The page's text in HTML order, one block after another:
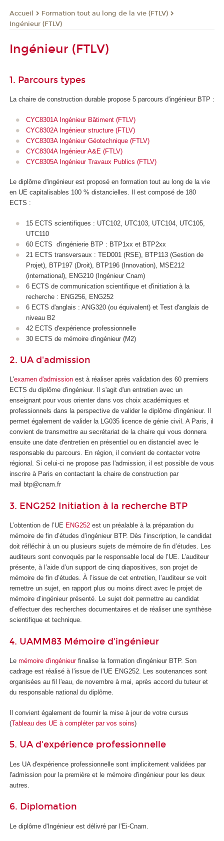
Accueil
Formation tout au long de la vie (FTLV)
Ingénieur (FTLV)
Ingénieur (FTLV)
1. Parcours types
La chaire de construction durable propose 5 parcours d'ingénieur BTP :
CYC8301A Ingénieur Bâtiment (FTLV)
CYC8302A Ingénieur structure (FTLV)
CYC8303A Ingénieur Géotechnique (FTLV)
CYC8304A Ingénieur A&E (FTLV)
CYC8305A Ingénieur Travaux Publics (FTLV)
Le diplôme d'ingénieur est proposé en formation tout au long de la vie
en UE capitalisables 100 % distancielles. Il est composé de 180
ECTS :
15 ECTS scientifiques : UTC102, UTC103, UTC104, UTC105,
UTC110
60 ECTS d'ingénierie BTP : BTP1xx et BTP2xx
21 ECTS transversaux : TED001 (RSE), BTP113 (Gestion de
Projet), BTP197 (Droit), BTP196 (Innovation), MSE212
(international), ENG210 (Ingénieur Cnam)
6 ECTS de communication scientifique et d'initiation à la
recherche : ENG256, ENG252
6 ECTS d'anglais : ANG320 (ou équivalent) et Test d'anglais de
niveau B2
42 ECTS d'expérience professionnelle
30 ECTS de mémoire d'ingénieur (M2)
2. UA d'admission
L'examen d'admission est à réaliser après validation des 60 premiers
ECTS du diplôme d'ingénieur. Il s'agit d'un entretien avec un
enseignant pour vous orienter dans vos choix académiques et
professionnels dans la perspective de valider le diplôme d'ingénieur. Il
permet également de valider la LG035 licence de génie civil. A Paris, il
convient de transmettre au secrétariat de la chaire qui vous donnera
ensuite une date d'entretien en présentiel ou en distanciel avec le
responsable du parcours. En région, il convient de contacter votre
régional. Si celui-ci ne propose pas l'admission, il est possible de vous
inscrire à Paris en contactant la chaire de construction par
mail btp@cnam.fr
3. ENG252 Initiation à la recherche BTP
L’obtention de l’UE ENG252 est un préalable à la préparation du
mémoire de fin d’études d’ingénieur BTP. Dès l’inscription, le candidat
doit réfléchir à un ou plusieurs sujets de mémoire de fin d’études. Les
auditeurs sont convoqués par le responsable local de l’UE. L’auditeur
présente, à l’aide d’un support de cinq diapositives, son projet de
mémoire de fin d’études. À l’issue de cet entretien, l’auditeur se voit
remettre un sujet, en rapport plus ou moins direct avec le projet de
mémoire d’ingénieur présenté. Le sujet doit permettre au candidat
d’effectuer des recherches documentaires et de réaliser une synthèse
scientifique et technique.
4. UAMM83 Mémoire d'ingénieur
Le mémoire d'ingénieurfinalise la formation d'ingénieur BTP. Son
cadrage est réalisé à l'issue de l'UE ENG252. Les soutenances sont
organisées au fil l'eau, de novembre à mai, après accord du tuteur et
du responsable national du diplôme.
Il convient également de fournir la mise à jour de votre cursus
(Tableau des UE à compléter par vos soins)
5. UA d'expérience professionnelle
Les UA d'expérience professionnelle sont implicitement validées par
l'admission pour la première et le mémoire d'ingénieur pour les deux
autres.
6. Diplomation
Le diplôme d'Ingénieur est délivré par l'Ei-Cnam.